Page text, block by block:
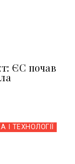
ЄС почав
І ТЕХНОЛОГІЇ